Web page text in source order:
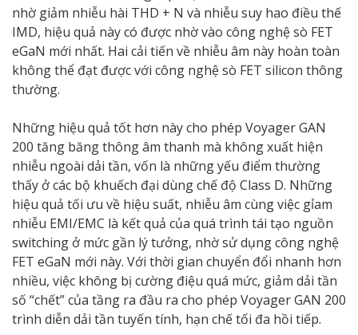
nhờ giảm nhiễu hài THD + N và nhiễu suy hao điều thế
IMD, hiệu quả này có được nhờ vào công nghệ sò FET
eGaN mới nhất. Hai cải tiến về nhiễu âm này hoàn toàn
không thể đạt được với công nghệ sò FET silicon thông
thường.
Những hiệu quả tốt hơn này cho phép Voyager GAN
200 tăng băng thông âm thanh mà không xuất hiện
nhiễu ngoài dải tần, vốn là những yếu điểm thường
thấy ở các bộ khuếch đại dùng chế độ Class D. Những
hiệu quả tối ưu về hiệu suất, nhiễu âm cùng việc gỉam
nhiễu EMI/EMC là kết quả của quá trình tái tạo nguồn
switching ở mức gần lý tưởng, nhờ sử dụng công nghệ
FET eGaN mới này. Với thời gian chuyển đổi nhanh hơn
nhiều, việc không bị cường điệu quá mức, giảm dải tần
số “chết” của tầng ra đầu ra cho phép Voyager GAN 200
trình diễn dải tần tuyến tính, hạn chế tối đa hồi tiếp.